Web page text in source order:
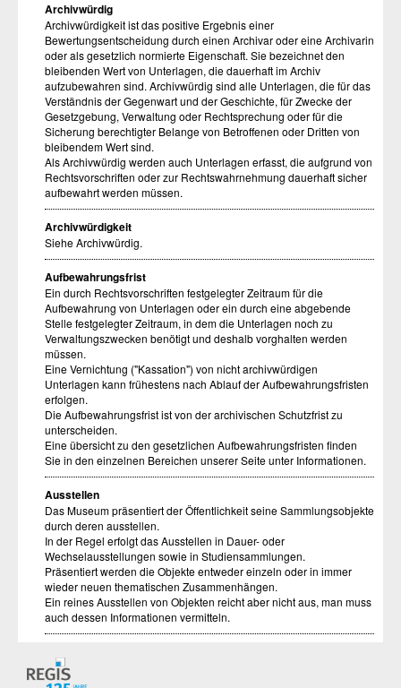
Archivwürdig
Archivwürdigkeit ist das positive Ergebnis einer
Bewertungsentscheidung durch einen Archivar oder eine Archivarin
oder als gesetzlich normierte Eigenschaft. Sie bezeichnet den
bleibenden Wert von Unterlagen, die dauerhaft im Archiv
aufzubewahren sind. Archivwürdig sind alle Unterlagen, die für das
Verständnis der Gegenwart und der Geschichte, für Zwecke der
Gesetzgebung, Verwaltung oder Rechtsprechung oder für die
Sicherung berechtigter Belange von Betroffenen oder Dritten von
bleibendem Wert sind.
Als Archivwürdig werden auch Unterlagen erfasst, die aufgrund von
Rechtsvorschriften oder zur Rechtswahrnehmung dauerhaft sicher
aufbewahrt werden müssen.
Archivwürdigkeit
Siehe Archivwürdig.
Aufbewahrungsfrist
Ein durch Rechtsvorschriften festgelegter Zeitraum für die
Aufbewahrung von Unterlagen oder ein durch eine abgebende
Stelle festgelegter Zeitraum, in dem die Unterlagen noch zu
Verwaltungszwecken benötigt und deshalb vorghalten werden
müssen.
Eine Vernichtung ("Kassation") von nicht archivwürdigen
Unterlagen kann frühestens nach Ablauf der Aufbewahrungsfristen
erfolgen.
Die Aufbewahrungsfrist ist von der archivischen Schutzfrist zu
unterscheiden.
Eine übersicht zu den gesetzlichen Aufbewahrungsfristen finden
Sie in den einzelnen Bereichen unserer Seite unter Informationen.
Ausstellen
Das Museum präsentiert der Öffentlichkeit seine Sammlungsobjekte
durch deren ausstellen.
In der Regel erfolgt das Ausstellen in Dauer- oder
Wechselausstellungen sowie in Studiensammlungen.
Präsentiert werden die Objekte entweder einzeln oder in immer
wieder neuen thematischen Zusammenhängen.
Ein reines Ausstellen von Objekten reicht aber nicht aus, man muss
auch dessen Informationen vermitteln.